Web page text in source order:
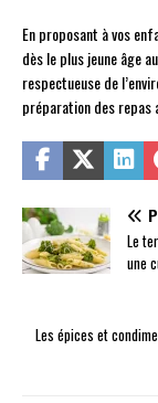
En proposant à vos
dès le plus jeune âge
respectueuse de
préparation des repas
Le
une
Les épices et